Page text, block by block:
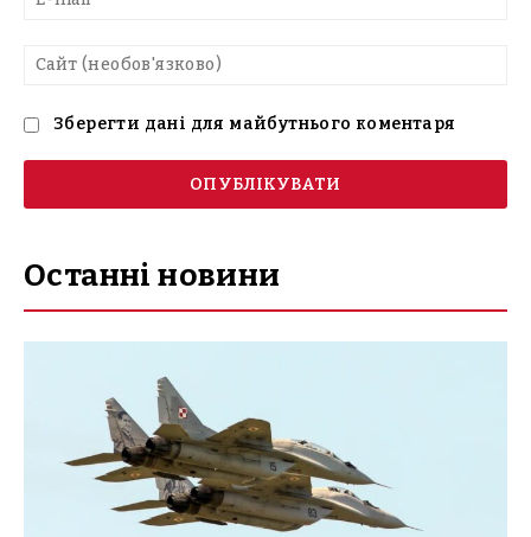
Зберегти дані для майбутнього коментаря
Останні новини